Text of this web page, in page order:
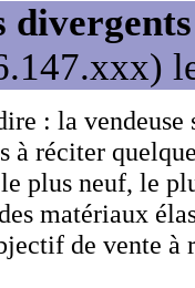
: la
à réciter
plus neuf, le
matériaux
de vente à